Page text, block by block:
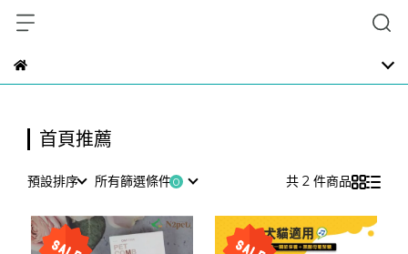
首頁推薦
預設排序 所有篩選條件 共 2 件商品